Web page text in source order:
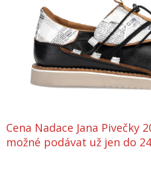
Cena Nadace Jana Pivečky
možné podávat už jen do